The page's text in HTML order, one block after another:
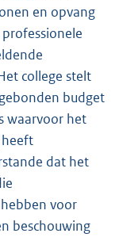
en opvang
college stelt
budget
waarvoor het
heeft
dat het
voor
beschouwing